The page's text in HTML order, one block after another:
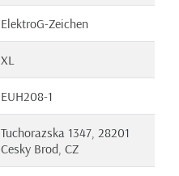
ElektroG-Zeichen
XL
EUH208-1
Tuchorazska 1347, 28201
Cesky Brod, CZ